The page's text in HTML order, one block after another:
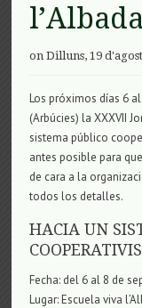
l’Albada
on Dilluns, 19
Los próximos días 6
(Arbúcies) la XXXVII
sistema público
antes posible para
de cara a la
todos los detalles.
HACIA UN
Fecha: del 6 al 8 de
Lugar: Escuela viva